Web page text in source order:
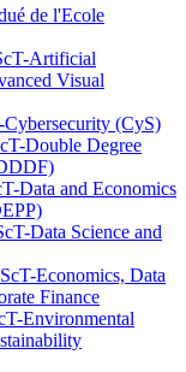
de l'Ecole
Artificial
Visual
(CyS)
Double Degree
Data and Economics
Data Science and
Economics, Data
Finance
Environmental